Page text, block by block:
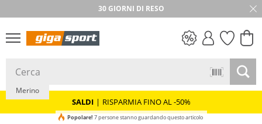
30 GIORNI DI RESO
SALDI
SALDI | RISPARMIA FINO AL -50%
Merino
Popolare! 7 persone stanno guardando questo articolo